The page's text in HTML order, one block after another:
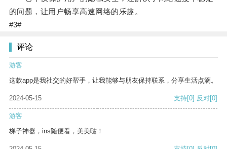
的问题，让用户畅享高速网络的乐趣。
#3#
评论
游客
这款app是我社交的好帮手，让我能够与朋友保持联系，分享生活点滴。
2024-05-15 支持[0] 反对[0]
游客
梯子神器，ins随便看，美美哒！